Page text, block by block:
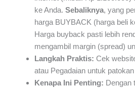
ke Anda.Sebaliknya, yang
harga BUYBACK (harga beli
Harga buyback pasti lebih
mengambil margin (spread)
Langkah Praktis: Cek
atau Pegadaian untuk
Kenapa Ini Penting: Dengan